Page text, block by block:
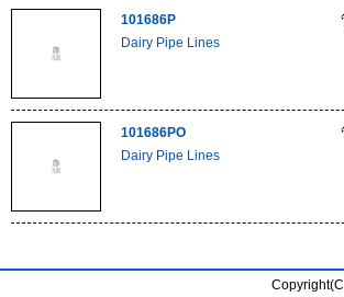
101686P
Dairy Pipe Lines
101686PO
Dairy Pipe Lines